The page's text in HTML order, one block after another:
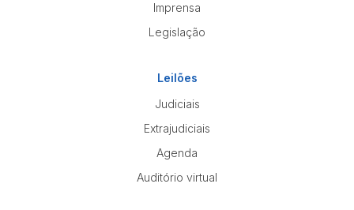
Imprensa
Legislação
Leilões
Judiciais
Extrajudiciais
Agenda
Auditório virtual